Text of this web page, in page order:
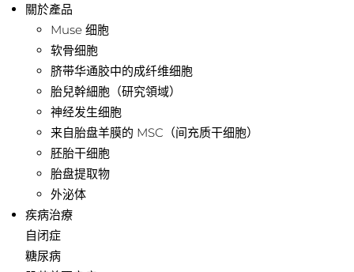
關於產品
Muse 细胞
软骨细胞
脐带华通胶中的成纤维细胞
胎兒幹細胞（研究領域）
神经发生细胞
来自胎盘羊膜的 MSC（间充质干细胞）
胚胎干细胞
胎盘提取物
外泌体
疾病治療
自闭症
糖尿病